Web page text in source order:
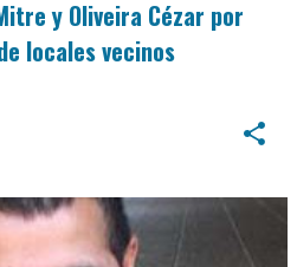
y Oliveira Cézar por
locales vecinos